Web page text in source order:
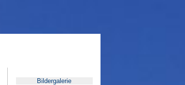
Bildergalerie